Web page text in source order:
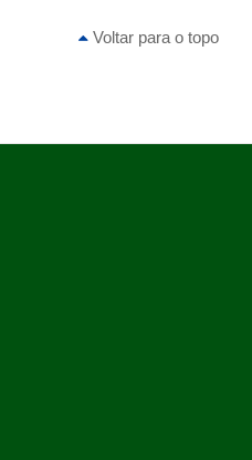
Voltar para o topo